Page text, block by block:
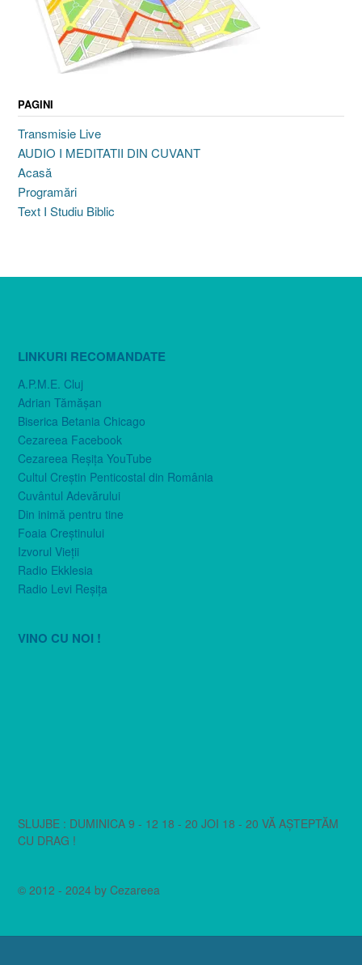
PAGINI
Transmisie Live
AUDIO I MEDITATII DIN CUVANT
Acasă
Programări
Text I Studiu Biblic
LINKURI RECOMANDATE
A.P.M.E. Cluj
Adrian Tămăşan
Biserica Betania Chicago
Cezareea Facebook
Cezareea Reşiţa YouTube
Cultul Creştin Penticostal din România
Cuvântul Adevărului
Din inimă pentru tine
Foaia Creştinului
Izvorul Vieţii
Radio Ekklesia
Radio Levi Reşiţa
VINO CU NOI !
SLUJBE : DUMINICA 9 - 12 18 - 20 JOI 18 - 20 VĂ AȘTEPTĂM
CU DRAG !
© 2012 - 2024 by Cezareea